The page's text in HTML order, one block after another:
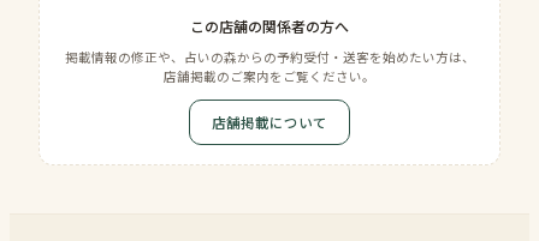
この店舗の関係者の方へ
掲載情報の修正や、占いの森からの予約受付・送客を始めたい方は、
店舗掲載のご案内をご覧ください。
店舗掲載について